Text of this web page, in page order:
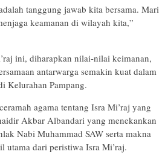
tanggung jawab kita bersama. Mari
keamanan di wilayah kita,”
ini, diharapkan nilai-nilai keimanan,
antarwarga semakin kuat dalam
Kelurahan Pampang.
agama tentang Isra Mi’raj yang
Akbar Albandari yang menekankan
Nabi Muhammad SAW serta makna
utama dari peristiwa Isra Mi’raj.